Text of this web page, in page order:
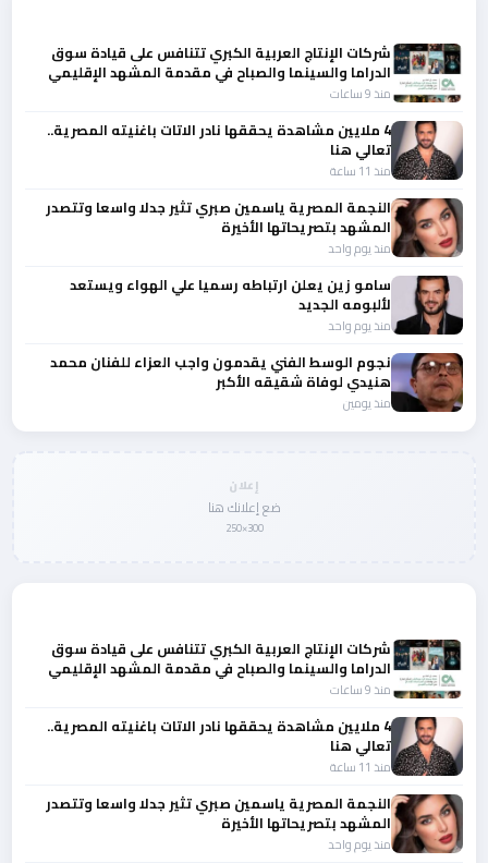
شركات الإنتاج العربية الكبري تتنافس على قيادة سوق
الدراما والسينما والصباح في مقدمة المشهد الإقليمي
منذ 9 ساعات
4 ملايين مشاهدة يحققها نادر الاتات باغنيته المصرية..
تعالي هنا
منذ 11 ساعة
النجمة المصرية ياسمين صبري تثير جدلا واسعا وتتصدر
المشهد بتصريحاتها الأخيرة
منذ يوم واحد
سامو زين يعلن ارتباطه رسميا علي الهواء ويستعد
لألبومه الجديد
منذ يوم واحد
نجوم الوسط الفني يقدمون واجب العزاء للفنان محمد
هنيدي لوفاة شقيقه الأكبر
منذ يومين
إعلان
ضع إعلانك هنا
300×250
شركات الإنتاج العربية الكبري تتنافس على قيادة سوق
الدراما والسينما والصباح في مقدمة المشهد الإقليمي
منذ 9 ساعات
4 ملايين مشاهدة يحققها نادر الاتات باغنيته المصرية..
تعالي هنا
منذ 11 ساعة
النجمة المصرية ياسمين صبري تثير جدلا واسعا وتتصدر
المشهد بتصريحاتها الأخيرة
منذ يوم واحد